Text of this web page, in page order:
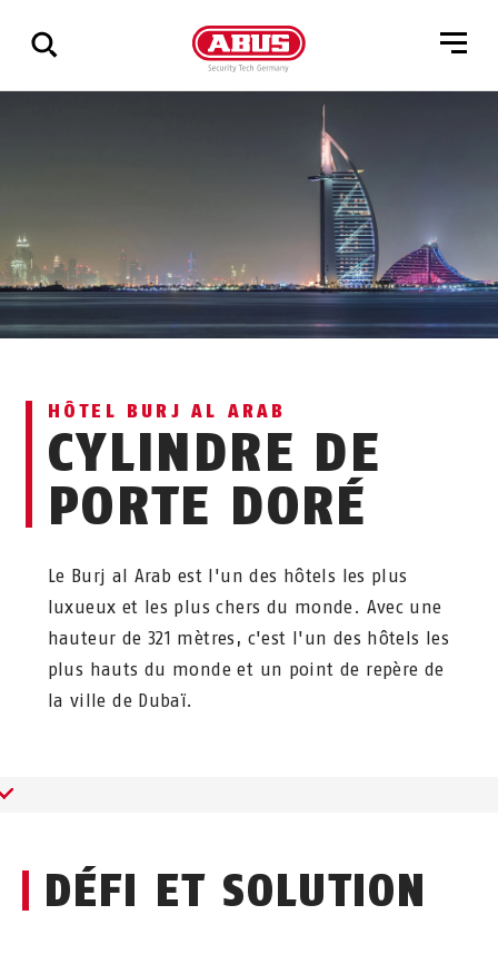
HÔTEL BURJ AL ARAB
CYLINDRE DE
PORTE DORÉ
Le Burj al Arab est l'un des hôtels les plus
luxueux et les plus chers du monde. Avec une
hauteur de 321 mètres, c'est l'un des hôtels les
plus hauts du monde et un point de repère de
la ville de Dubaï.
DÉFI ET SOLUTION